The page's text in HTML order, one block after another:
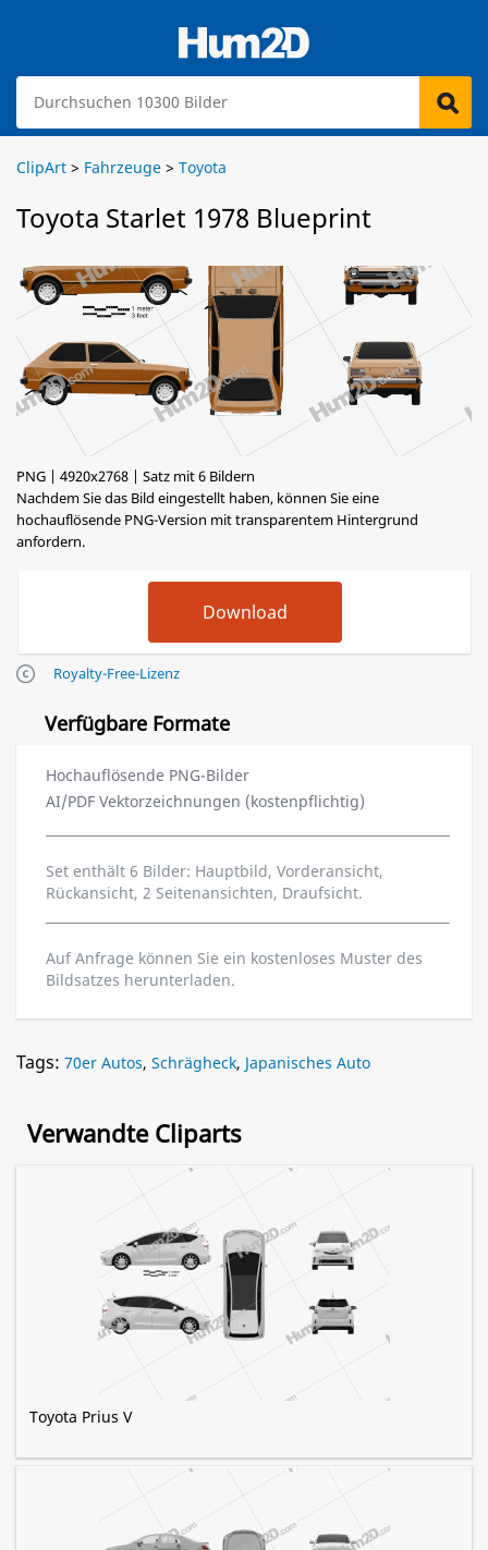
ClipArt > Fahrzeuge > Toyota
Toyota Starlet 1978 Blueprint
PNG | 4920x2768 | Satz mit 6 Bildern
Nachdem Sie das Bild eingestellt haben, können Sie eine
hochauflösende PNG-Version mit transparentem Hintergrund
anfordern.
Royalty-Free-Lizenz
Verfügbare Formate
Hochauflösende PNG-Bilder
AI/PDF Vektorzeichnungen (kostenpflichtig)
Set enthält 6 Bilder: Hauptbild, Vorderansicht,
Rückansicht, 2 Seitenansichten, Draufsicht.
Auf Anfrage können Sie ein kostenloses Muster des
Bildsatzes herunterladen.
Tags: 70er Autos, Schrägheck, Japanisches Auto
Verwandte Cliparts
Toyota Prius V